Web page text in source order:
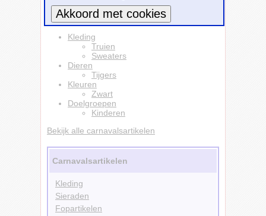
Bestellen
Kleding
Truien
Sweaters
Dieren
Tijgers
Kleuren
Zwart
Doelgroepen
Kinderen
Bekijk alle carnavalsartikelen
Carnavalsartikelen
Kleding
Sieraden
Fopartikelen
Meer informatie